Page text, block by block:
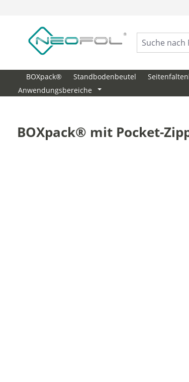
BOXpack® Standbodenbeutel
Anwendungsbereiche
BOXpack® mit Pocket-